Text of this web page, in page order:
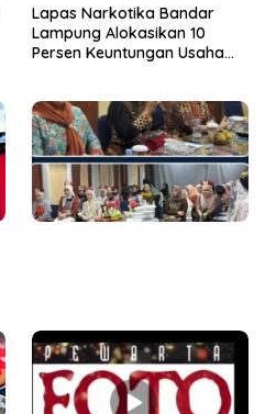
Lapas Narkotika Bandar
Lampung Alokasikan 10
Persen Keuntungan Usaha